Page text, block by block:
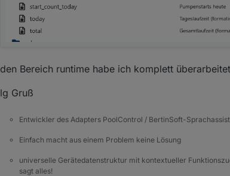
den Bereich runtime habe ich komplett
lg Gruß
Entwickler des Adapters PoolControl / BertinSoft-
Einfach macht aus einem Problem keine Lösung
universelle Gerätedatenstruktur mit kontextueller
sagt alles!